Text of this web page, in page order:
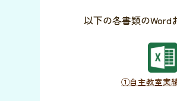
以下の各書類のWord
①自主教室実